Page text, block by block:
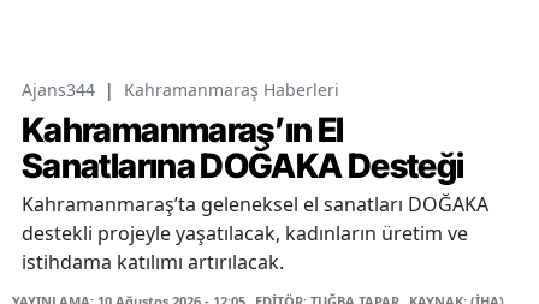
Ajans344 | Kahramanmaraş Haberleri
Kahramanmaraş’ın El
Sanatlarına DOĞAKA Desteği
Kahramanmaraş’ta geleneksel el sanatları DOĞAKA
destekli projeyle yaşatılacak, kadınların üretim ve
istihdama katılımı artırılacak.